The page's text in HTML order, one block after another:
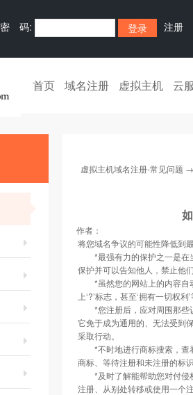
密 码: 注册
首页 域名注册 虚拟主机 云
虚拟主机域名注册-常见问题
作者：
将您域名争议的可能性降低到
*最强有力的保护之一是在
保护并可以告知他人，禁止他
*虽然您的网站上的内容自
上‘?’标志，甚至‘拥有一切权
*您注册后，应对周围那些
它免于成为通用的、无法受到
采取行动。
*不时地进行商标搜索，查
商标、等待注册和未注册的标
*及时了解能帮助您对付侵
注册、从别处转移或使用一个